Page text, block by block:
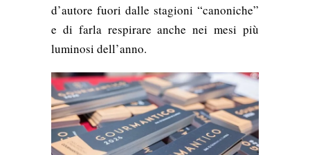
d’autore fuori dalle stagioni “canoniche”
e di farla respirare anche nei mesi più
luminosi dell’anno.